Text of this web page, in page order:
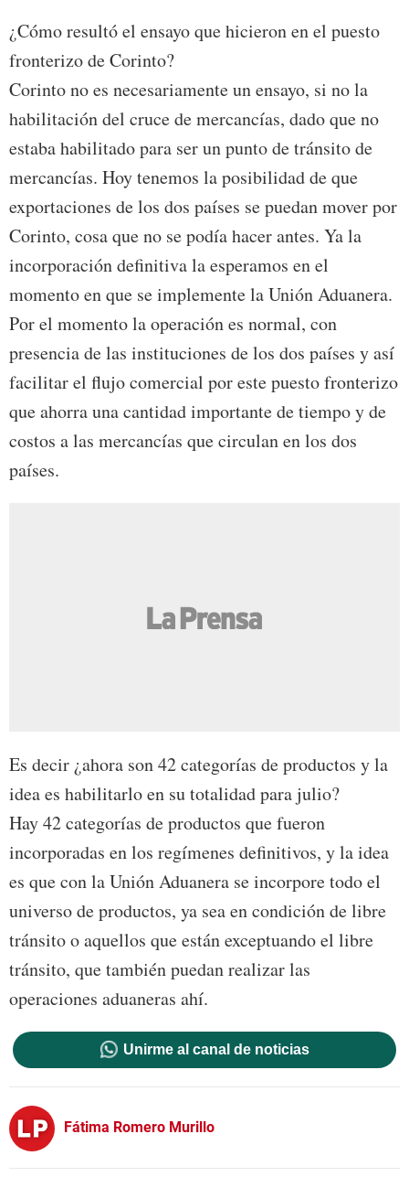
¿Cómo resultó el ensayo que hicieron en el puesto
fronterizo de Corinto?
Corinto no es necesariamente un ensayo, si no la
habilitación del cruce de mercancías, dado que no
estaba habilitado para ser un punto de tránsito de
mercancías. Hoy tenemos la posibilidad de que
exportaciones de los dos países se puedan mover por
Corinto, cosa que no se podía hacer antes. Ya la
incorporación definitiva la esperamos en el
momento en que se implemente la Unión Aduanera.
Por el momento la operación es normal, con
presencia de las instituciones de los dos países y así
facilitar el flujo comercial por este puesto fronterizo
que ahorra una cantidad importante de tiempo y de
costos a las mercancías que circulan en los dos
países.
Es decir ¿ahora son 42 categorías de productos y la
idea es habilitarlo en su totalidad para julio?
Hay 42 categorías de productos que fueron
incorporadas en los regímenes definitivos, y la idea
es que con la Unión Aduanera se incorpore todo el
universo de productos, ya sea en condición de libre
tránsito o aquellos que están exceptuando el libre
tránsito, que también puedan realizar las
operaciones aduaneras ahí.
Unirme al canal de noticias
Fátima Romero Murillo